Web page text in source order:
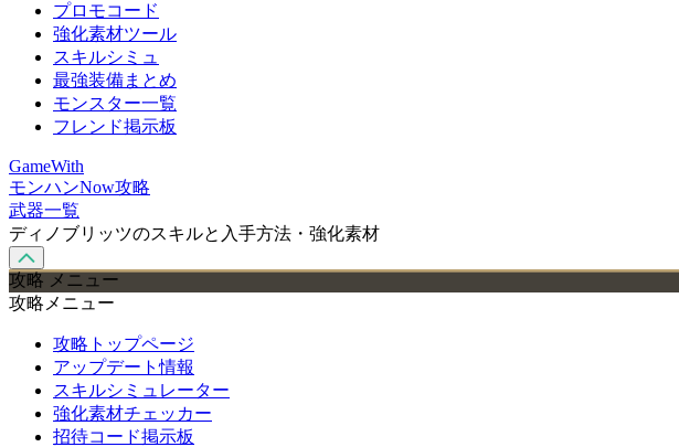
プロモコード
強化素材ツール
スキルシミュ
最強装備まとめ
モンスター一覧
フレンド掲示板
GameWith
モンハンNow攻略
武器一覧
ディノブリッツのスキルと入手方法・強化素材
攻略 メニュー
攻略メニュー
攻略トップページ
アップデート情報
スキルシミュレーター
強化素材チェッカー
招待コード掲示板